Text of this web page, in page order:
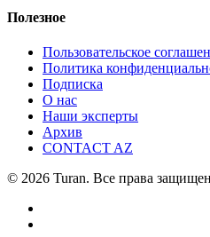
Полезное
Пользовательское
Политика
Подписка
О нас
Наши эксперты
Архив
CONTACT AZ
© 2026 Turan. Все права